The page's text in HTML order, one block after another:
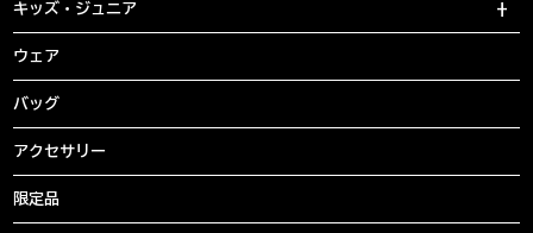
キッズ・ジュニア
ウェア
バッグ
アクセサリー
限定品